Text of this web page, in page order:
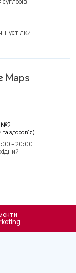
№2
та здоров’я)
– 20:00
устілки